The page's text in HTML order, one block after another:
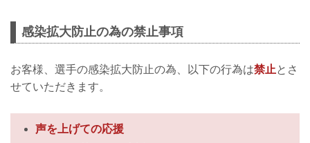
感染拡大防止の為の禁止事項
お客様、選手の感染拡大防止の為、以下の行為は禁止とさ
せていただきます。
声を上げての応援